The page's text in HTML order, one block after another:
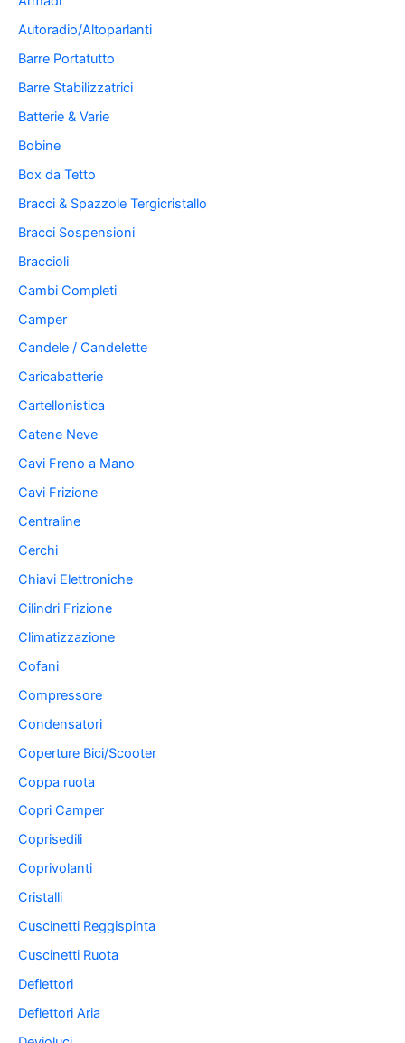
Autoradio/Altoparlanti
Barre Portatutto
Barre Stabilizzatrici
Batterie & Varie
Bobine
Box da Tetto
Bracci & Spazzole Tergicristallo
Bracci Sospensioni
Braccioli
Cambi Completi
Camper
Candele / Candelette
Caricabatterie
Cartellonistica
Catene Neve
Cavi Freno a Mano
Cavi Frizione
Centraline
Cerchi
Chiavi Elettroniche
Cilindri Frizione
Climatizzazione
Cofani
Compressore
Condensatori
Coperture Bici/Scooter
Coppa ruota
Copri Camper
Coprisedili
Coprivolanti
Cristalli
Cuscinetti Reggispinta
Cuscinetti Ruota
Deflettori
Deflettori Aria